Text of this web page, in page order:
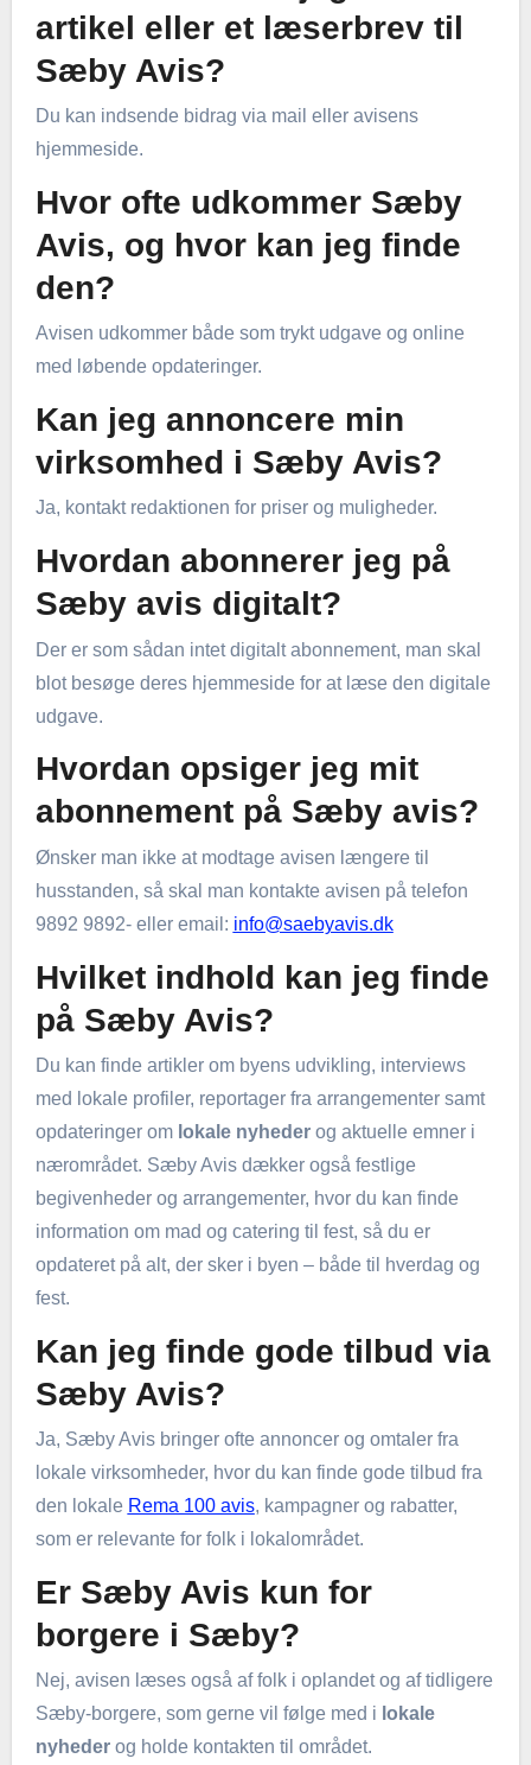
artikel eller et læserbrev til
Sæby Avis?
Du kan indsende bidrag via mail eller avisens
hjemmeside.
Hvor ofte udkommer Sæby
Avis, og hvor kan jeg finde
den?
Avisen udkommer både som trykt udgave og online
med løbende opdateringer.
Kan jeg annoncere min
virksomhed i Sæby Avis?
Ja, kontakt redaktionen for priser og muligheder.
Hvordan abonnerer jeg på
Sæby avis digitalt?
Der er som sådan intet digitalt abonnement, man skal
blot besøge deres hjemmeside for at læse den digitale
udgave.
Hvordan opsiger jeg mit
abonnement på Sæby avis?
Ønsker man ikke at modtage avisen længere til
husstanden, så skal man kontakte avisen på telefon
9892 9892- eller email: info@saebyavis.dk
Hvilket indhold kan jeg finde
på Sæby Avis?
Du kan finde artikler om byens udvikling, interviews
med lokale profiler, reportager fra arrangementer samt
opdateringer om lokale nyhederog aktuelle emner i
nærområdet. Sæby Avis dækker også festlige
begivenheder og arrangementer, hvor du kan finde
information om mad og catering til fest, så du er
opdateret på alt, der sker i byen – både til hverdag og
fest.
Kan jeg finde gode tilbud via
Sæby Avis?
Ja, Sæby Avis bringer ofte annoncer og omtaler fra
lokale virksomheder, hvor du kan finde gode tilbud fra
den lokale Rema 100 avis, kampagner og rabatter,
som er relevante for folk i lokalområdet.
Er Sæby Avis kun for
borgere i Sæby?
Nej, avisen læses også af folk i oplandet og af tidligere
Sæby-borgere, som gerne vil følge med i lokale
nyhederog holde kontakten til området.